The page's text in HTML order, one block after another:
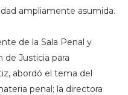
ampliamente asumida.
de la Sala Penal y
de Justicia para
abordó el tema del
penal; la directora